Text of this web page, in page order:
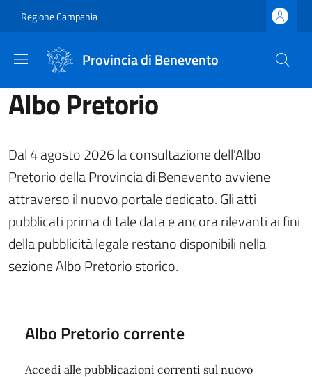
Regione Campania
Provincia di Benevento
Albo Pretorio
Dal 4 agosto 2026 la consultazione dell'Albo
Pretorio della Provincia di Benevento avviene
attraverso il nuovo portale dedicato. Gli atti
pubblicati prima di tale data e ancora rilevanti ai fini
della pubblicità legale restano disponibili nella
sezione Albo Pretorio storico.
Albo Pretorio corrente
Accedi alle pubblicazioni correnti sul nuovo